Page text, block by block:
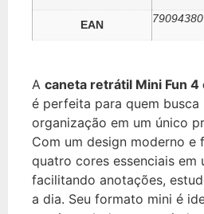
EAN
A caneta retrátil Mini Fun 4
é perfeita para quem
organização em um único
Com um design moderno e
quatro cores essenciais em
facilitando anotações,
a dia. Seu formato mini é